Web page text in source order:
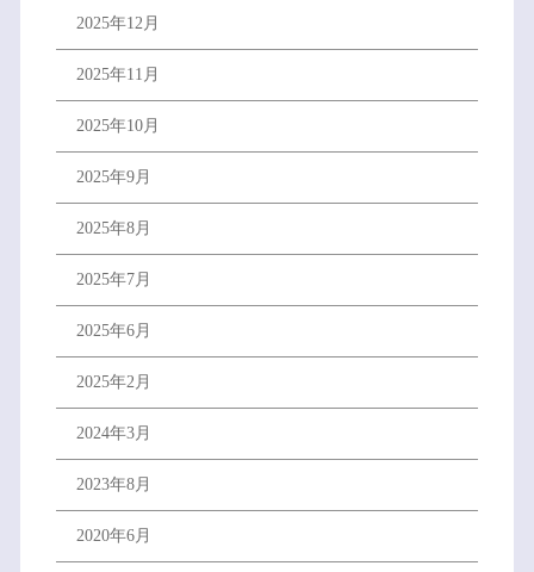
2025年12月
2025年11月
2025年10月
2025年9月
2025年8月
2025年7月
2025年6月
2025年2月
2024年3月
2023年8月
2020年6月